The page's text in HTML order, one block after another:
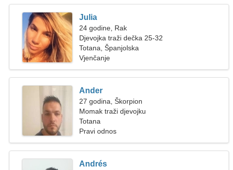
Julia
24 godine, Rak
Djevojka traži dečka 25-32
Totana, Španjolska
Vjenčanje
Ander
27 godina, Škorpion
Momak traži djevojku
Totana
Pravi odnos
Andrés